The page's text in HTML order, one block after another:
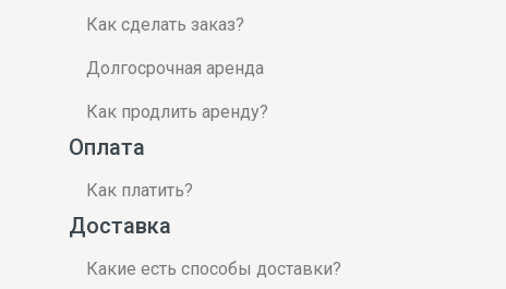
Как сделать заказ?
Долгосрочная аренда
Как продлить аренду?
Оплата
Как платить?
Доставка
Какие есть способы доставки?